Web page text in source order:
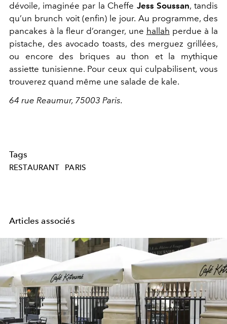
dévoile, imaginée par la Cheffe Jess Soussan, tandis
qu’un brunch voit (enfin) le jour. Au programme, des
pancakes à la fleur d’oranger, une hallah perdue à la
pistache, des avocado toasts, des merguez grillées,
ou encore des briques au thon et la mythique
assiette tunisienne. Pour ceux qui culpabilisent, vous
trouverez quand même une salade de kale.
64 rue Reaumur, 75003 Paris.
Tags
RESTAURANT PARIS
Articles associés